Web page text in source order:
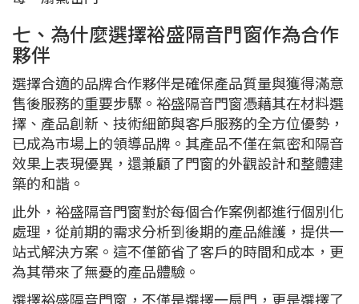
七、為什麼選擇裕盛隔音門窗作為合作
夥伴
選擇合適的品牌合作夥伴是確保產品質量與獲得滿意
售後服務的重要步驟。裕盛隔音門窗憑藉其在材料選
擇、產品創新、技術細節與客戶服務的全方位優勢，
已成為市場上的領導品牌。其產品不僅在氣密和隔音
效果上表現優異，還兼顧了門窗的外觀設計和整體建
築的和諧。
此外，裕盛隔音門窗對於每個合作案例都進行個別化
處理，從前期的需求分析到後期的產品維護，提供一
站式解決方案。這不僅節省了客戶的時間和成本，更
為其帶來了無憂的產品體驗。
選擇裕盛隔音門窗，不僅是選擇一扇門，更是選擇了